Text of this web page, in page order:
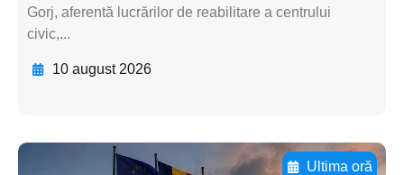
Gorj, aferentă lucrărilor de reabilitare a centrului
civic,...
10 august 2026
Ultima oră